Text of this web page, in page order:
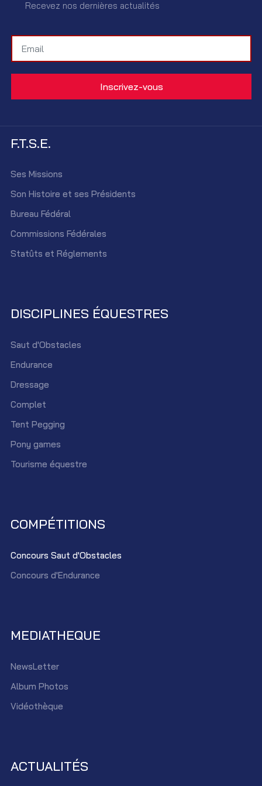
Recevez nos dernières actualités
F.T.S.E.
Ses Missions
Son Histoire et ses Présidents
Bureau Fédéral
Commissions Fédérales
Statûts et Réglements
DISCIPLINES ÉQUESTRES
Saut d'Obstacles
Endurance
Dressage
Complet
Tent Pegging
Pony games
Tourisme équestre
COMPÉTITIONS
Concours Saut d'Obstacles
Concours d'Endurance
MEDIATHEQUE
NewsLetter
Album Photos
Vidéothèque
ACTUALITÉS